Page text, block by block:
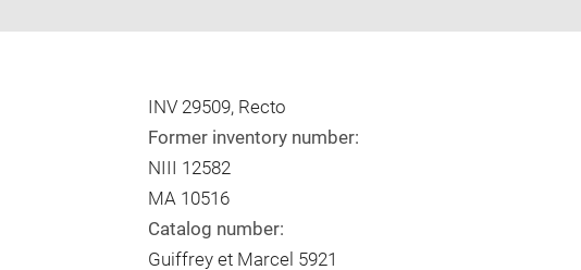
new
imageimage
INV 29509, Recto
Former inventory number:
NIII 12582
MA 10516
Catalog number:
Guiffrey et Marcel 5921